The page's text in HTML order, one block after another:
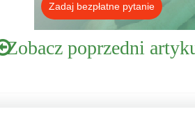
Zadaj bezpłatne pytanie
Zobacz poprzedni